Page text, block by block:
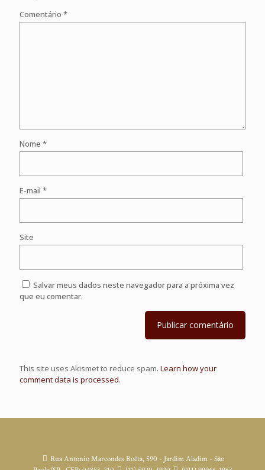
Comentário *
Nome *
E-mail *
Site
Salvar meus dados neste navegador para a próxima vez
que eu comentar.
This site uses Akismet to reduce spam. Learn how your
comment data is processed.
Rua Antonio Marcondes Boêta, 590 - Jardim Aladim - São